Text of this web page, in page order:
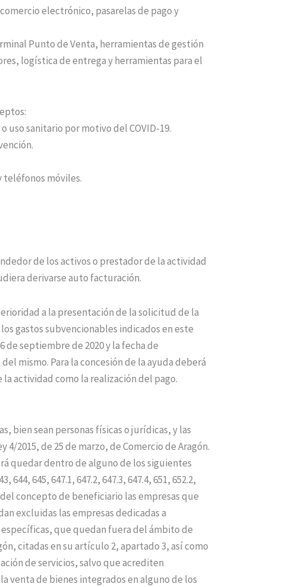
electrónico, pasarelas de pago y
Punto de Venta, herramientas de gestión
logística de entrega y herramientas para el
sanitario por motivo del COVID-19.
teléfonos móviles.
de los activos o prestador de la actividad
derivarse auto facturación.
a la presentación de la solicitud de la
gastos subvencionables indicados en este
septiembre de 2020 y la fecha de
mismo. Para la concesión de la ayuda deberá
actividad como la realización del pago.
bien sean personas físicas o jurídicas, y las
2015, de 25 de marzo, de Comercio de Aragón.
quedar dentro de alguno de los siguientes
645, 647.1, 647.2, 647.3, 647.4, 651, 652.2,
del concepto de beneficiario las empresas que
excluidas las empresas dedicadas a
que quedan fuera del ámbito de
citadas en su artículo 2, apartado 3, así como
de servicios, salvo que acrediten
venta de bienes integrados en alguno de los